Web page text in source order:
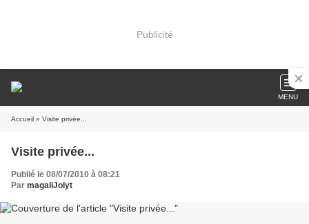
Publicité
MENU
Accueil » Visite privée...
Visite privée...
Publié le 08/07/2010 à 08:21
Par magaliJolyt